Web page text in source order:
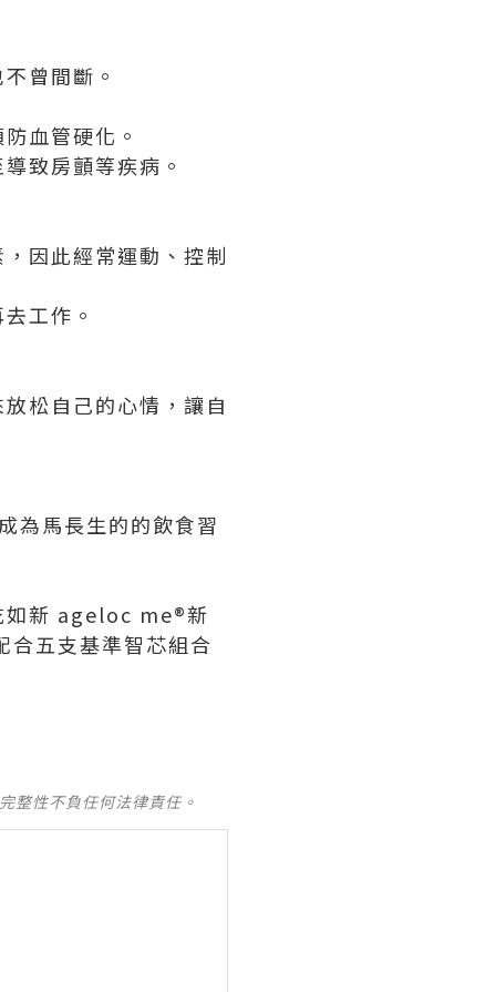
曾間斷。
血管硬化。
致房顫等疾病。
因此經常運動、控制
工作。
松自己的心情，讓自
為馬長生的的飲食習
如新 ageloc me®新
合五支基準智芯組合
整性不負任何法律責任。